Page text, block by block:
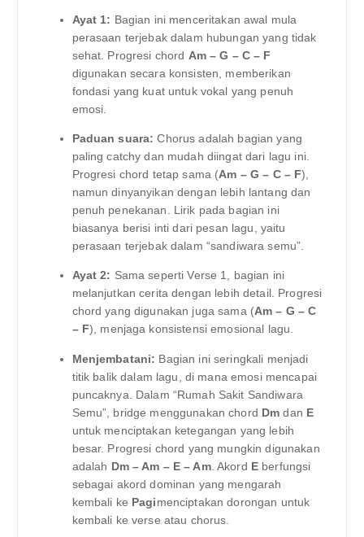
Ayat 1: Bagian ini menceritakan awal mula
perasaan terjebak dalam hubungan yang tidak
sehat. Progresi chord Am – G – C – F
digunakan secara konsisten, memberikan
fondasi yang kuat untuk vokal yang penuh
emosi.
Paduan suara: Chorus adalah bagian yang
paling catchy dan mudah diingat dari lagu ini.
Progresi chord tetap sama (Am – G – C – F),
namun dinyanyikan dengan lebih lantang dan
penuh penekanan. Lirik pada bagian ini
biasanya berisi inti dari pesan lagu, yaitu
perasaan terjebak dalam “sandiwara semu”.
Ayat 2: Sama seperti Verse 1, bagian ini
melanjutkan cerita dengan lebih detail. Progresi
chord yang digunakan juga sama (Am – G – C
– F), menjaga konsistensi emosional lagu.
Menjembatani: Bagian ini seringkali menjadi
titik balik dalam lagu, di mana emosi mencapai
puncaknya. Dalam “Rumah Sakit Sandiwara
Semu”, bridge menggunakan chord Dm dan E
untuk menciptakan ketegangan yang lebih
besar. Progresi chord yang mungkin digunakan
adalah Dm – Am – E – Am. Akord E berfungsi
sebagai akord dominan yang mengarah
kembali ke Pagimenciptakan dorongan untuk
kembali ke verse atau chorus.